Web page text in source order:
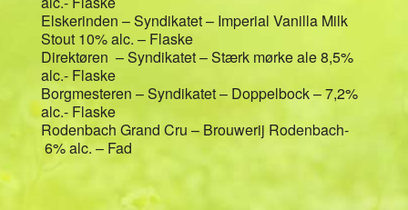
Elskerinden – Syndikatet – Imperial Vanilla Milk
Stout 10% alc. – Flaske
Direktøren – Syndikatet – Stærk mørke ale 8,5%
alc.- Flaske
Borgmesteren – Syndikatet – Doppelbock – 7,2%
alc.- Flaske
Rodenbach Grand Cru – Brouwerij Rodenbach-
6% alc. – Fad